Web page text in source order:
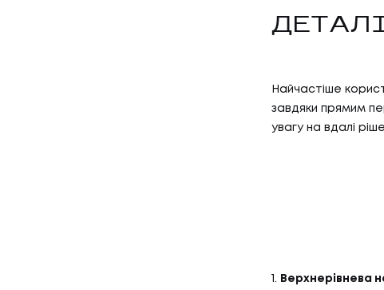
Найчастіше
завдяки прямим
увагу на вдалі
1. Верхнерівнева